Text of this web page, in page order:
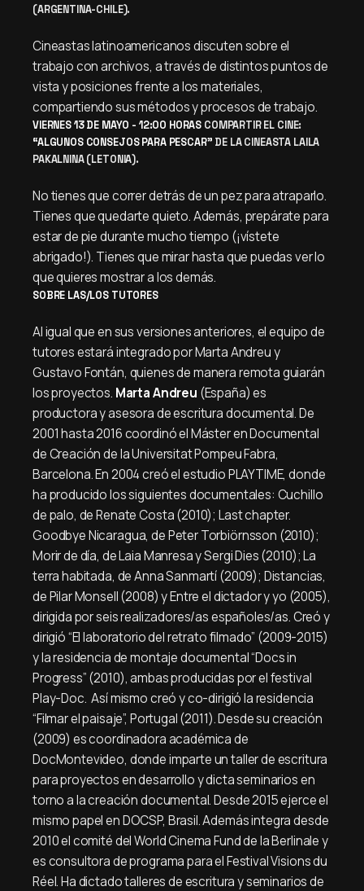
(ARGENTINA-CHILE).
Cineastas latinoamericanos discuten sobre el
trabajo con archivos, a través de distintos puntos de
vista y posiciones frente a los materiales,
compartiendo sus métodos y procesos de trabajo.
VIERNES 13 DE MAYO - 12:00 HORAS COMPARTIR EL CINE:
“ALGUNOS CONSEJOS PARA PESCAR” DE LA CINEASTA LAILA
PAKALNINA (LETONIA).
No tienes que correr detrás de un pez para atraparlo.
Tienes que quedarte quieto. Además, prepárate para
estar de pie durante mucho tiempo (¡vístete
abrigado!). Tienes que mirar hasta que puedas ver lo
que quieres mostrar a los demás.
SOBRE LAS/LOS TUTORES
Al igual que en sus versiones anteriores, el equipo de
tutores estará integrado por Marta Andreu y
Gustavo Fontán, quienes de manera remota guiarán
los proyectos. Marta Andreu (España) es
productora y asesora de escritura documental. De
2001 hasta 2016 coordinó el Máster en Documental
de Creación de la Universitat Pompeu Fabra,
Barcelona. En 2004 creó el estudio PLAYTIME, donde
ha producido los siguientes documentales: Cuchillo
de palo, de Renate Costa (2010); Last chapter.
Goodbye Nicaragua, de Peter Torbiörnsson (2010);
Morir de día, de Laia Manresa y Sergi Dies (2010); La
terra habitada, de Anna Sanmartí (2009); Distancias,
de Pilar Monsell (2008) y Entre el dictador y yo (2005),
dirigida por seis realizadores/as españoles/as. Creó y
dirigió “El laboratorio del retrato filmado” (2009-2015)
y la residencia de montaje documental “Docs in
Progress” (2010), ambas producidas por el festival
Play-Doc. Así mismo creó y co-dirigió la residencia
“Filmar el paisaje”, Portugal (2011). Desde su creación
(2009) es coordinadora académica de
DocMontevideo, donde imparte un taller de escritura
para proyectos en desarrollo y dicta seminarios en
torno a la creación documental. Desde 2015 ejerce el
mismo papel en DOCSP, Brasil. Además integra desde
2010 el comité del World Cinema Fund de la Berlinale y
es consultora de programa para el Festival Visions du
Réel. Ha dictado talleres de escritura y seminarios de